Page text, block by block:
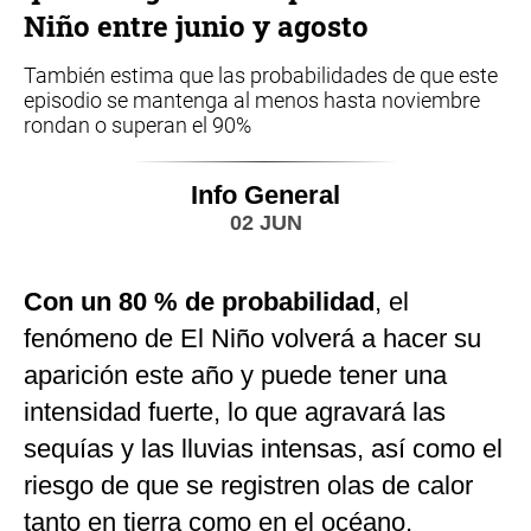
Niño entre junio y agosto
También estima que las probabilidades de que este
episodio se mantenga al menos hasta noviembre
rondan o superan el 90%
Info General
02 JUN
Con un 80 % de probabilidad, el
fenómeno de El Niño volverá a hacer su
aparición este año y puede tener una
intensidad fuerte, lo que agravará las
sequías y las lluvias intensas, así como el
riesgo de que se registren olas de calor
tanto en tierra como en el océano,